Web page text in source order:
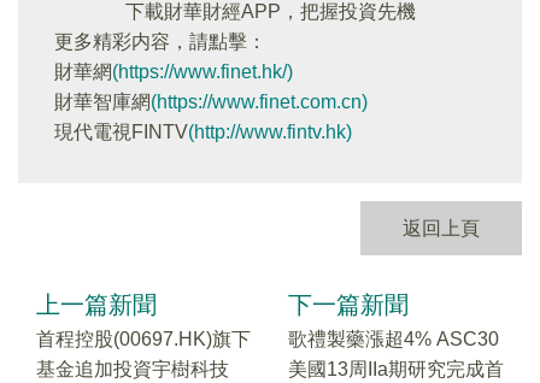
下載財華財經APP，把握投資先機
更多精彩内容，請點擊：
財華網(https://www.finet.hk/)
財華智庫網(https://www.finet.com.cn)
現代電視FINTV(http://www.fintv.hk)
返回上頁
上一篇新聞
首程控股(00697.HK)旗下
基金追加投資宇樹科技
下一篇新聞
歌禮製藥漲超4% ASC30
美國13周IIa期研究完成首